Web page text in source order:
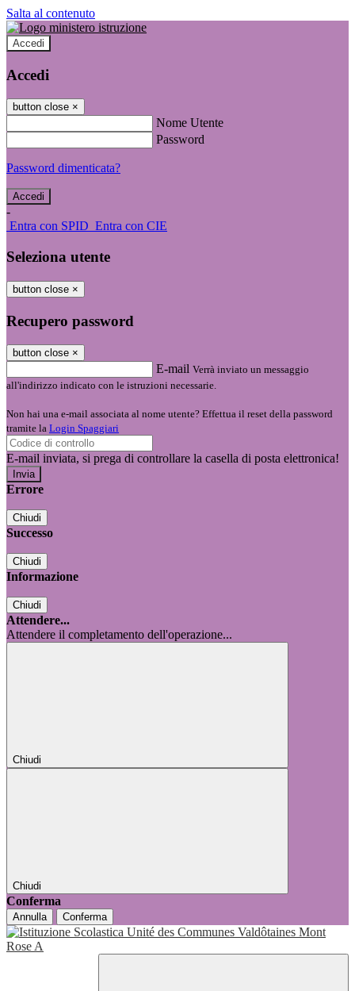
Salta al contenuto
Accedi
Accedi
button close ×
Nome Utente
Password
Password dimenticata?
-
Entra con SPID Entra con CIE
Seleziona utente
button close ×
Recupero password
button close ×
E-mail Verrà inviato un messaggio
all'indirizzo indicato con le istruzioni necessarie.
Non hai una e-mail associata al nome utente? Effettua il reset della password
tramite la Login Spaggiari
E-mail inviata, si prega di controllare la casella di posta elettronica!
Errore
Chiudi
Successo
Chiudi
Informazione
Chiudi
Attendere...
Attendere il completamento dell'operazione...
Chiudi
Chiudi
Conferma
Annulla Conferma